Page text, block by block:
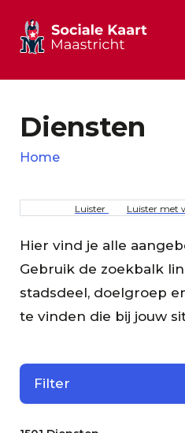
Diensten
Kruimelpad
Home
Luister Luister met
Hier vind je alle
Gebruik de zoekbalk
stadsdeel, doelgroep
te vinden die bij jouw
Filter